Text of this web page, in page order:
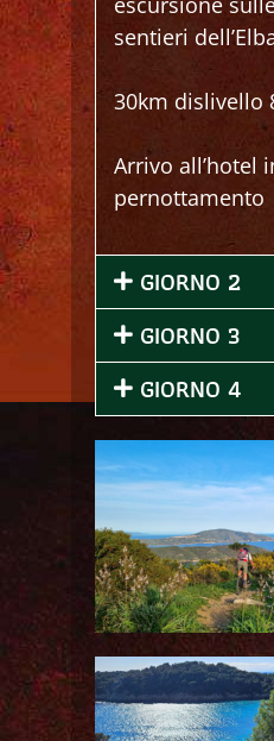
sentieri
30km dislivello
Arrivo all’hotel
pernottamento
GIORNO 2
GIORNO 3
GIORNO 4